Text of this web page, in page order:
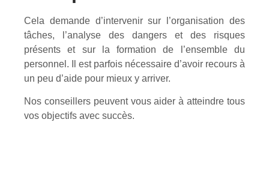
Cela demande d’intervenir sur l’organisation des
tâches, l’analyse des dangers et des risques
présents et sur la formation de l’ensemble du
personnel. Il est parfois nécessaire d’avoir recours à
un peu d’aide pour mieux y arriver.
Nos conseillers peuvent vous aider à atteindre tous
vos objectifs avec succès.